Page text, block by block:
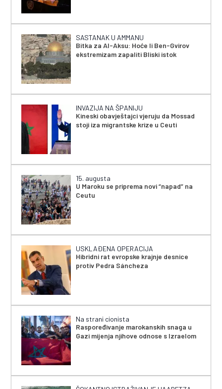
SASTANAK U AMMANU
Bitka za Al-Aksu: Hoće li Ben-Gvirov
ekstremizam zapaliti Bliski istok
INVAZIJA NA ŠPANIJU
Kineski obavještajci vjeruju da Mossad
stoji iza migrantske krize u Ceuti
15. augusta
U Maroku se priprema novi “napad” na
Ceutu
USKLAĐENA OPERACIJA
Hibridni rat evropske krajnje desnice
protiv Pedra Sáncheza
Na strani cionista
Raspoređivanje marokanskih snaga u
Gazi mijenja njihove odnose s Izraelom